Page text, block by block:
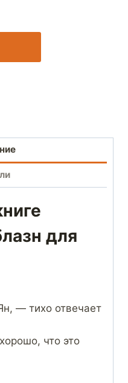
для
— тихо отвечает
что это